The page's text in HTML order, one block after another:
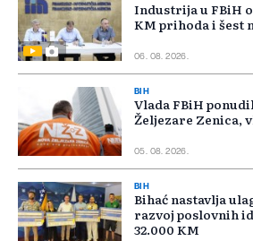
Industrija u FBiH
KM prihoda i šest
06. 08. 2026.
BIH
Vlada FBiH
Željezare Zenica,
05. 08. 2026.
BIH
Bihać nastavlja
razvoj poslovnih
32.000 KM